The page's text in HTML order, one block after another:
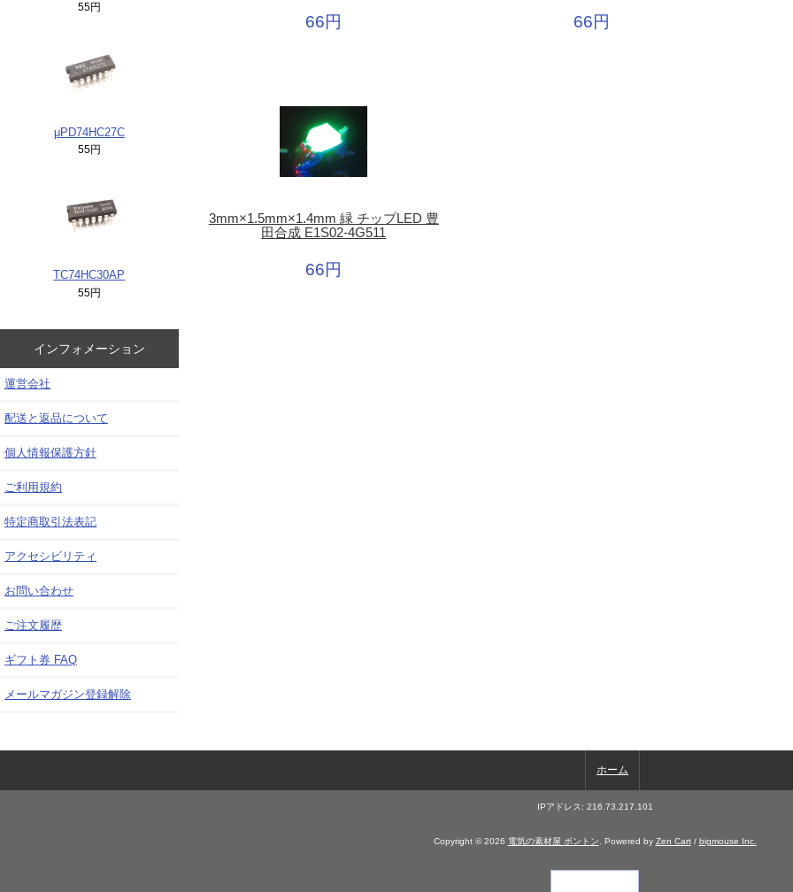
55円
μPD74HC27C
55円
TC74HC30AP
55円
インフォメーション
運営会社
配送と返品について
個人情報保護方針
ご利用規約
特定商取引法表記
アクセシビリティ
お問い合わせ
ご注文履歴
ギフト券 FAQ
メールマガジン登録解除
66円 66円
3mm×1.5mm×1.4mm 緑 チップLED 豊
田合成 E1S02-4G511
66円
ホーム
IPアドレス: 216.73.217.101
Copyright © 2026 電気の素材屋 ボントン . Powered by Zen Cart/ bigmouse Inc.